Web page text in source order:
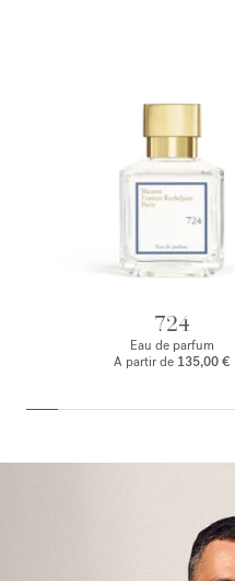
724
Eau de parfum
A partir de 135,00 €